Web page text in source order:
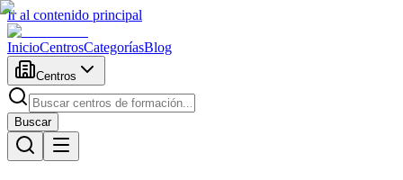
Ir al contenido principal
InicioCentrosCategoríasBlog
Centros
Buscar